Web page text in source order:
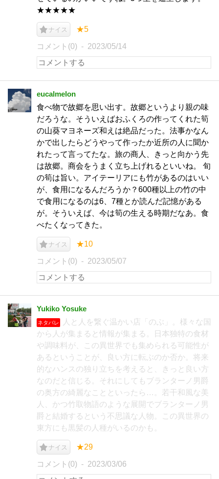
★★★★★
ナイス ★5
コメント(0) 2023/05/14
eucalmelon
食べ物で故郷を思い出す。故郷というより親の味
だろうな。そういえばおふくろの作ってくれた筍
の山葵マヨネーズ和えは絶品だった。法事かなん
かで出したらどうやって作ったか近所の人に聞か
れたって言ってたな。旅の商人、きっと向かう先
は故郷。商会をうまく立ち上げれるといいね。 旬
の筍は旨い。アイテーリアにも竹があるのはいい
が、食用になるんだろうか？600種以上の竹の中
で食用になるのは6、7種とか読んだ記憶がある
が。そういえば、今は筍の生える時期だなあ。食
べたくなってきた。
ナイス ★10
コメント(0) 2023/05/07
Yukiko Yosuke
ネタバレ
人と人を繋ぐ温かい店「のぶ」。様々な国
から人が集まると情報が集まる。日本独特の食材
や調味料が、この異世界でも集められる可能性が
あるということが、良い方に転ぶのか否か。将来
的なハンスの独り立ちを考えると、きっと良い方
なのだと信じる。それにしてもブランターノ男爵
の奥方の綺麗なことといったら…。若干和風な美
人、かつ竹取物語のような展開でブランターノ男
爵と結婚するという不思議な人物。この異世界の
東方にも黒髪の人種がいるのかも。
ナイス ★29
コメント(0) 2023/03/06